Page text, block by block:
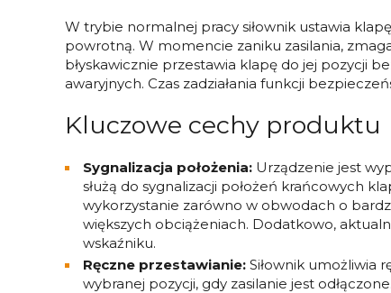
W trybie normalnej pracy siłownik ustawia
powrotną. W momencie zaniku zasilania,
błyskawicznie przestawia klapę do jej pozycji
awaryjnych. Czas zadziałania funkcji
Kluczowe cechy produktu
Sygnalizacja położenia: Urządzenie jest
służą do sygnalizacji położeń krańcowych
wykorzystanie zarówno w obwodach o
większych obciążeniach. Dodatkowo,
wskaźniku.
Ręczne przestawianie: Siłownik umożliwia
wybranej pozycji, gdy zasilanie jest